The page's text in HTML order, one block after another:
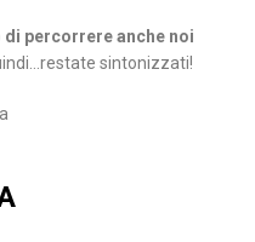
percorrere anche noi
sintonizzati!